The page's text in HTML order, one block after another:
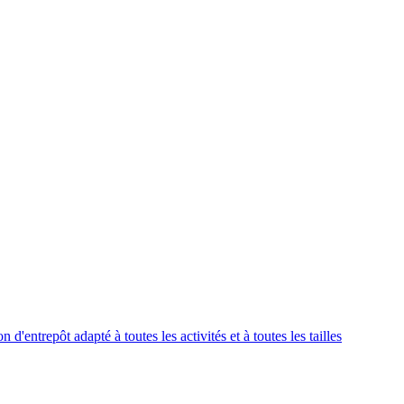
adapté à toutes les activités et à toutes les tailles